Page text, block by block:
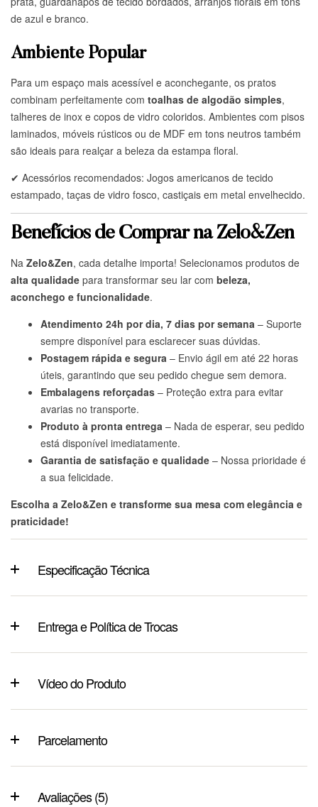
de azul e branco.
Ambiente Popular
Para um espaço mais acessível e aconchegante, os pratos
combinam perfeitamente com toalhas de algodão simples,
talheres de inox e copos de vidro coloridos. Ambientes com pisos
laminados, móveis rústicos ou de MDF em tons neutros também
são ideais para realçar a beleza da estampa floral.
✔ Acessórios recomendados: Jogos americanos de tecido
estampado, taças de vidro fosco, castiçais em metal envelhecido.
Benefícios de Comprar na Zelo&Zen
Na Zelo&Zen, cada detalhe importa! Selecionamos produtos de
alta qualidade para transformar seu lar com beleza,
aconchego e funcionalidade.
Atendimento 24h por dia, 7 dias por semana – Suporte
sempre disponível para esclarecer suas dúvidas.
Postagem rápida e segura – Envio ágil em até 22 horas
úteis, garantindo que seu pedido chegue sem demora.
Embalagens reforçadas – Proteção extra para evitar
avarias no transporte.
Produto à pronta entrega – Nada de esperar, seu pedido
está disponível imediatamente.
Garantia de satisfação e qualidade – Nossa prioridade é
a sua felicidade.
Escolha a Zelo&Zen e transforme sua mesa com elegância e
praticidade!
Especificação Técnica
Entrega e Política de Trocas
Vídeo do Produto
Parcelamento
Avaliações (5)